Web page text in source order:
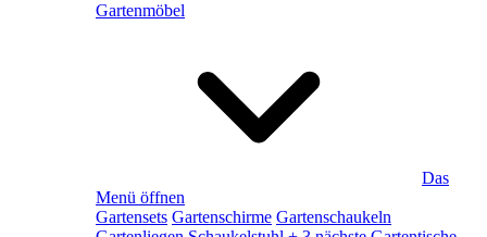
Gartenmöbel
Das
Menü öffnen
Gartensets Gartenschirme Gartenschaukeln